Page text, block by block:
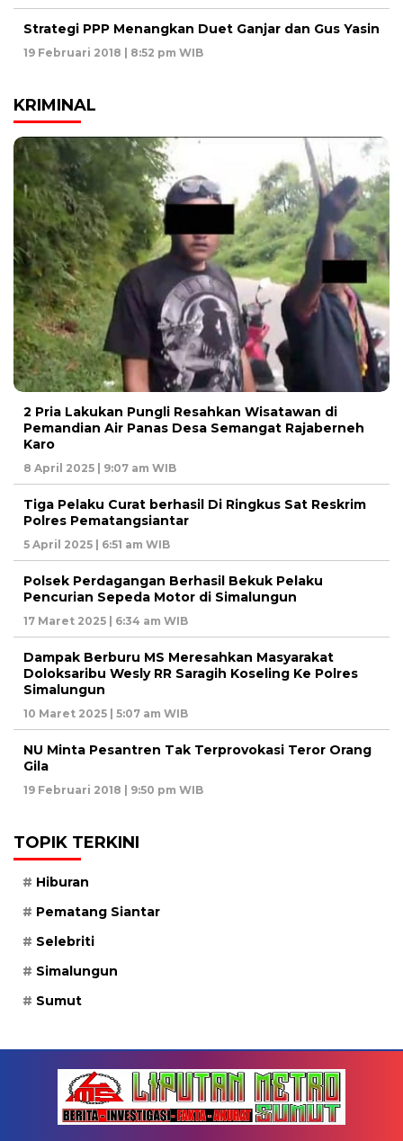
Strategi PPP Menangkan Duet Ganjar dan Gus Yasin
19 Februari 2018 | 8:52 pm WIB
KRIMINAL
2 Pria Lakukan Pungli Resahkan Wisatawan di
Pemandian Air Panas Desa Semangat Rajaberneh
Karo
8 April 2025 | 9:07 am WIB
Tiga Pelaku Curat berhasil Di Ringkus Sat Reskrim
Polres Pematangsiantar
5 April 2025 | 6:51 am WIB
Polsek Perdagangan Berhasil Bekuk Pelaku
Pencurian Sepeda Motor di Simalungun
17 Maret 2025 | 6:34 am WIB
Dampak Berburu MS Meresahkan Masyarakat
Doloksaribu Wesly RR Saragih Koseling Ke Polres
Simalungun
10 Maret 2025 | 5:07 am WIB
NU Minta Pesantren Tak Terprovokasi Teror Orang
Gila
19 Februari 2018 | 9:50 pm WIB
TOPIK TERKINI
Hiburan
Pematang Siantar
Selebriti
Simalungun
Sumut